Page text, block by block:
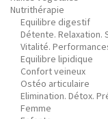
Nutrithérapie
Equilibre digestif
Détente. Relaxation.
Vitalité.
Equilibre lipidique
Confort veineux
Ostéo articulaire
Elimination. Détox.
Femme